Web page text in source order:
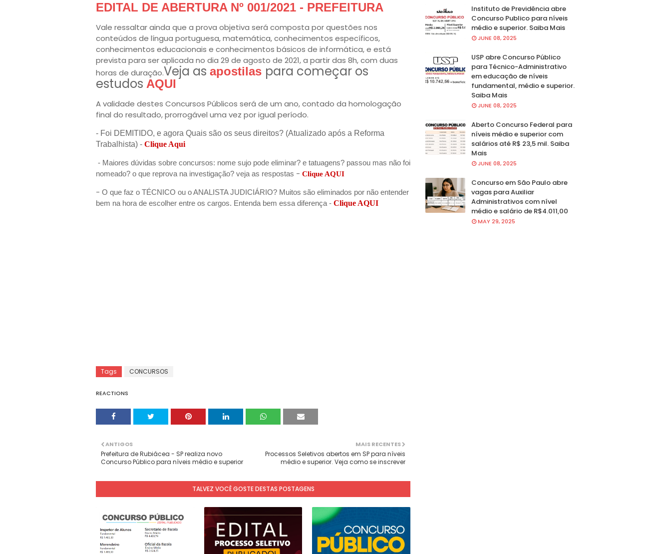
EDITAL DE ABERTURA Nº 001/2021 - PREFEITURA
Vale ressaltar ainda que a prova objetiva será composta por questões nos
conteúdos de língua portuguesa, matemática, conhecimentos específicos,
conhecimentos educacionais e conhecimentos básicos de informática, e está
prevista para ser aplicada no dia 29 de agosto de 2021, a partir das 8h, com duas
horas de duração.Veja as apostilas para começar os
estudos AQUI
A validade destes Concursos Públicos será de um ano, contado da homologação
final do resultado, prorrogável uma vez por igual período.
- Foi DEMITIDO, e agora Quais são os seus direitos? (Atualizado após a Reforma
Trabalhista) - Clique Aqui
- Maiores dúvidas sobre concursos: nome sujo pode eliminar? e tatuagens? passou mas não foi
nomeado? o que reprova na investigação? veja as respostas - Clique AQUI
- O que faz o TÉCNICO ou o ANALISTA JUDICIÁRIO? Muitos são eliminados por não entender
bem na hora de escolher entre os cargos. Entenda bem essa diferença - Clique AQUI
Tags CONCURSOS
REACTIONS
MAIS RECENTES
Processos Seletivos abertos em SP para níveis
médio e superior. Veja como se inscrever
ANTIGOS
Prefeitura de Rubiácea - SP realiza novo
Concurso Público para níveis médio e superior
TALVEZ VOCÊ GOSTE DESTAS POSTAGENS
Instituto de Previdência abre
Concurso Publico para níveis
médio e superior. Saiba Mais
JUNE 08, 2025
USP abre Concurso Público
para Técnico-Administrativo
em educação de níveis
fundamental, médio e superior.
Saiba Mais
JUNE 08, 2025
Aberto Concurso Federal para
níveis médio e superior com
salários até R$ 23,5 mil. Saiba
Mais
JUNE 08, 2025
Concurso em São Paulo abre
vagas para Auxiliar
Administrativos com nível
médio e salário de R$4.011,00
MAY 29, 2025